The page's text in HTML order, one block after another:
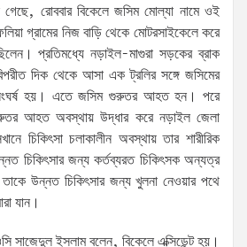
রোববার বিকেলে জসিম মোল্যা নামে ওই
গ্রামের নিজ বাড়ি থেকে মোটরসাইকেলে করে
প্রতিমধ্যে নড়াইল-মাগুরা সড়কের ব্রাক
দিক থেকে আসা এক ট্রলির সঙ্গে জসিমের
হয়। এতে জসিম গুরুতর আহত হন। পরে
আহত অবস্থায় উদ্ধার করে নড়াইল জেলা
চিকিৎসা চলাকালীন অবস্থায় তার শারীরিক
চিকিৎসার জন্য কর্তব্যরত চিকিৎসক অন্যত্র
উন্নত চিকিৎসার জন্য খুলনা নেওয়ার পথে
যান।
সাজেদুল ইসলাম বলেন, বিকেলে এক্সিডেন্ট হয়।